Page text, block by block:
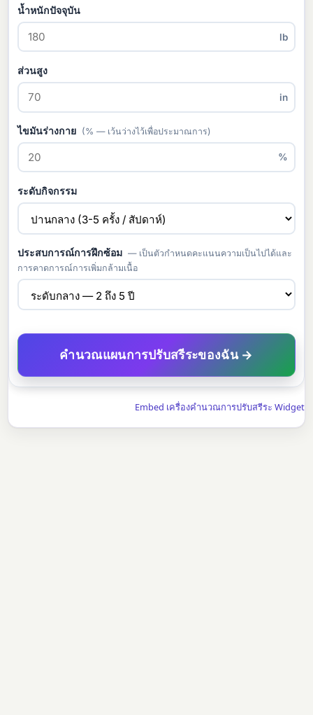
น้ำหนักปัจจุบัน
lb
ส่วนสูง
in
ไขมันร่างกาย (% — เว้นว่างไว้เพื่อประมาณการ)
%
ระดับกิจกรรม
ประสบการณ์การฝึกซ้อม — เป็นตัวกำหนดคะแนนความเป็นไปได้และ
การคาดการณ์การเพิ่มกล้ามเนื้อ
คำนวณแผนการปรับสรีระของฉัน →
Embed เครื่องคำนวณการปรับสรีระ Widget